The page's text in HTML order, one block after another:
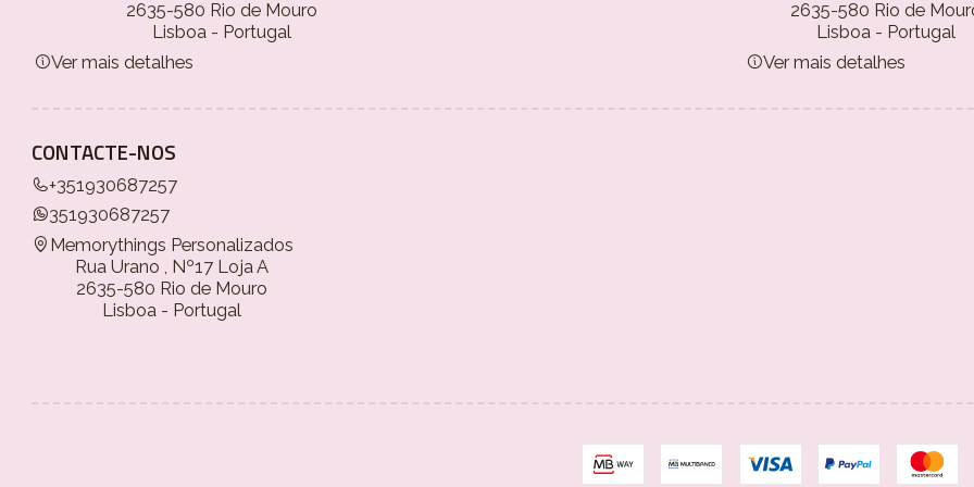
2635-580 Rio de Mouro
Lisboa - Portugal
Ver mais detalhes
2635-580 Rio de
Lisboa - Portugal
Ver mais detalhes
CONTACTE-NOS
+351930687257
351930687257
Memorythings Personalizados
Rua Urano , Nº17 Loja A
2635-580 Rio de Mouro
Lisboa - Portugal